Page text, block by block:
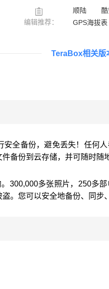
编辑推荐：
顺陆
GPS海拔表
TeraBox相关版
安全备份，避免丢失！任何
备份到云存储，并可随时随
300,000多张照片，250多
。您可以安全地备份、同步